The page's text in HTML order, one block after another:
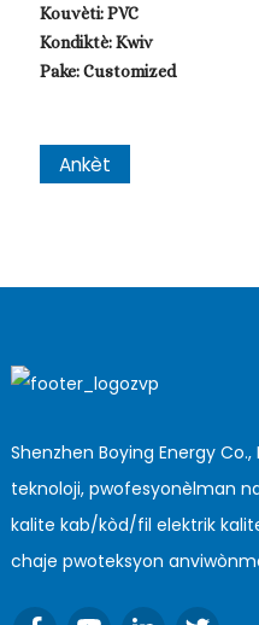
Kouvèti: PVC
Kondiktè: Kwiv
Pake: Customized
Ankèt
Shenzhen Boying Energy
teknoloji, pwofesyonèlman
kalite kab/kòd/fil elektrik
chaje pwoteksyon